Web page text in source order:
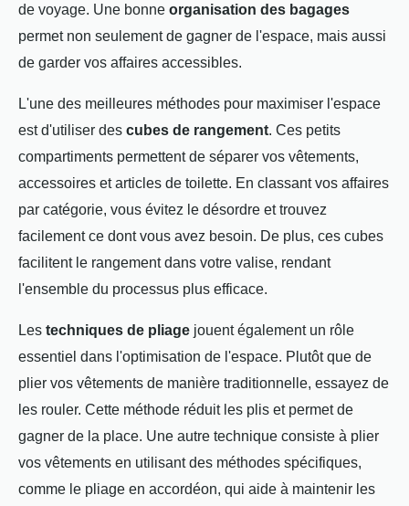
de voyage. Une bonne organisation des bagages
permet non seulement de gagner de l'espace, mais aussi
de garder vos affaires accessibles.
L'une des meilleures méthodes pour maximiser l'espace
est d'utiliser des cubes de rangement. Ces petits
compartiments permettent de séparer vos vêtements,
accessoires et articles de toilette. En classant vos affaires
par catégorie, vous évitez le désordre et trouvez
facilement ce dont vous avez besoin. De plus, ces cubes
facilitent le rangement dans votre valise, rendant
l'ensemble du processus plus efficace.
Les techniques de pliage jouent également un rôle
essentiel dans l'optimisation de l'espace. Plutôt que de
plier vos vêtements de manière traditionnelle, essayez de
les rouler. Cette méthode réduit les plis et permet de
gagner de la place. Une autre technique consiste à plier
vos vêtements en utilisant des méthodes spécifiques,
comme le pliage en accordéon, qui aide à maintenir les